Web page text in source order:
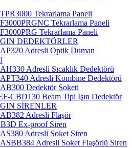
Tekrarlama Paneli
Tekrarlama Paneli
Tekrarlama Paneli
DEDEKTÖRLER
Adresli Optik Duman
Adresli Sıcaklık Dedektörü
Adresli Kombine Dedektörü
Dedektör Soketi
CBD130 Beam Tipi Işın Dedektör
SİRENLER
Adresli Flaşör
Ex-proof Siren
Adresli Soket Siren
Adresli Soket Flaşörlü Siren